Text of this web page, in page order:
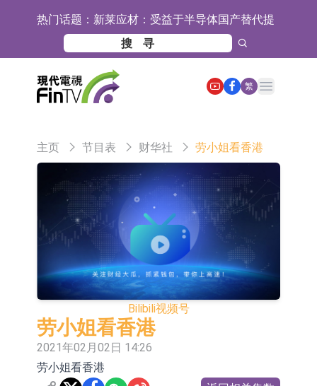
热门话题： 新莱应材：受益于半导体国产替代提
速及国内晶圆厂扩产 公司泛半导体全
产品线新签订单向好
【异动股】港股跌幅榜前十，智傲控
股(08282.HK)跌16.39%，中国智能健
康(00348.HK)跌14.81%
【异动股】港股涨幅榜前十，帝国科
技集团股权(02993.HK)涨+140.00%，
深交所：鑫元中证电池主题交易型开
交易
深交所：晶合集成(02249.HK)获调入
港股通标的证券名单
和光智成完成天使轮数千万融资
10年期港元特区政府机构债券将于
2026年8月12日透过重开进行投标
5年期港元特区政府机构债券将于
2026年8月12日透过重开进行投标
1年期港元隔夜平均指数挂钩债券将
于2026年8月12日进行投标
香港证监会就中国糖果前高管的失当
行为取得13年取消资格令
【异动股】港股跌幅榜前十，融信中
国(03301.HK)跌38.98%，德信服务集
【异动股】港股涨幅榜前十，生物系
繁
Open main menu
主页 节目表 财华社 劳小姐看香港
Bilibili视频号
劳小姐看香港
2021年02月02日 14:26
劳小姐看香港